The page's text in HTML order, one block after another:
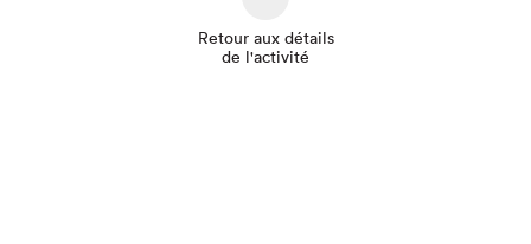
Retour aux détails
de l'activité